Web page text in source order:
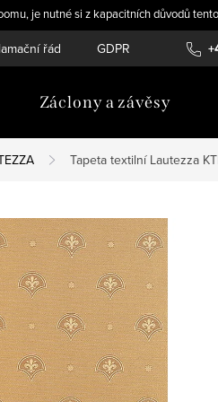
je nutné si z kapacitních důvodů
řád GDPR Novinky
Záclony a závěsy
Tapeta textilní Lautezza